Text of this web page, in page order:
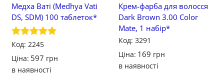
Медха Ваті (Medhya Vati
DS, SDM) 100 таблеток*
Оцінено в
Код: 2245
Ціна: 597 грн
в наявності
Крем-фарба для волосся
Dark Brown 3.00 Color
Mate, 1 набір*
Код: 3291
Ціна: 169 грн
в наявності